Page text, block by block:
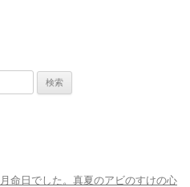
命日でした。真夏のアビのすけの心